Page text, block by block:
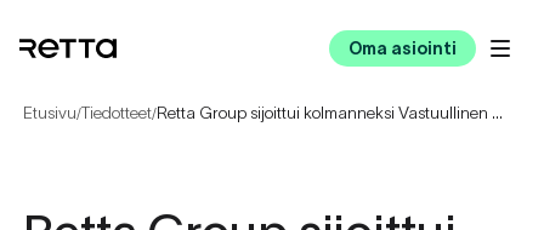
Oma asiointi
Etusivu/Tiedotteet/ Retta Group sijoittui kolmanneksi Vastuullinen kesäduuni -kilpailussa